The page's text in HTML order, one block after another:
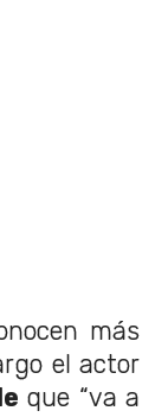
más
el actor
que “va a